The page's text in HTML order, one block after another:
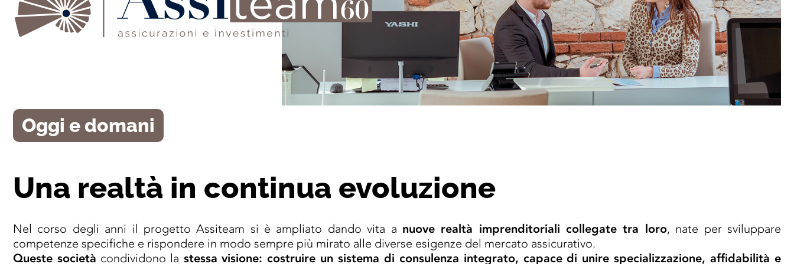
Oggi e domani
Una realtà in continua evoluzione
Nel corso degli anni il progetto Assiteam si è ampliato dando vita a nuove realtà imprenditoriali collegate tra loro, nate per sviluppare
competenze specifiche e rispondere in modo sempre più mirato alle diverse esigenze del mercato assicurativo.
Queste società condividono la stessa visione: costruire un sistema di consulenza integrato, capace di unire specializzazione, affidabilità e